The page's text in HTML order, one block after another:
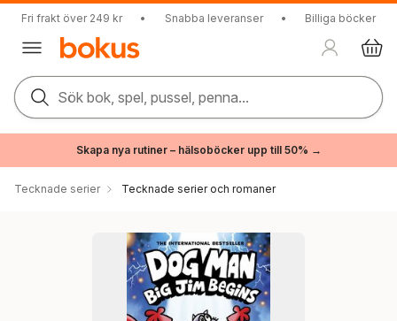
Fri frakt över 249 kr • Snabba leveranser • Billiga böcker
Sök bok, spel, pussel, penna...
Skapa nya rutiner – hälsoböcker upp till 50% →
Tecknade serier Tecknade serier och romaner